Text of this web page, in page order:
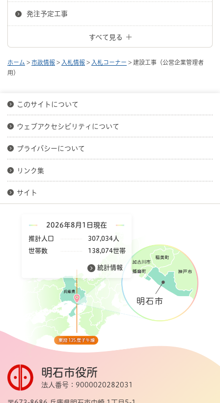
発注予定工事
すべて見る
ホーム > 市政情報 > 入札情報 > 入札コーナー > 建設工事（公営企業管理者
用）
このサイトについて
ウェブアクセシビリティについて
プライバシーについて
リンク集
サイト
2026年8月1日現在
推計人口
307,034人
世帯数
138,074世帯
統計情報
明石市役所
法人番号：9000020282031